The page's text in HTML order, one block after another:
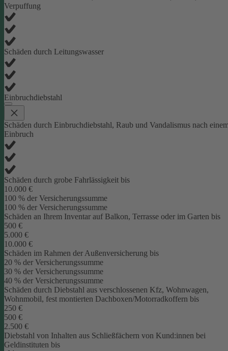
Verpuffung
Schäden durch Leitungswasser
Einbruchdiebstahl
Schäden durch Einbruchdiebstahl, Raub und Vandalismus nach
Einbruch
Schäden durch grobe Fahrlässigkeit bis
10.000 €
100 % der Versicherungssumme
100 % der Versicherungssumme
Schäden an Ihrem Inventar auf Balkon, Terrasse oder im Garten bis
500 €
5.000 €
10.000 €
Schäden im Rahmen der Außenversicherung bis
20 % der Versicherungssumme
30 % der Versicherungssumme
40 % der Versicherungssumme
Schäden durch Diebstahl aus verschlossenen Kfz, Wohnwagen,
Wohnmobil, fest montierten Dachboxen/Motorradkoffern bis
250 €
500 €
2.500 €
Diebstahl von Inhalten aus Schließfächern von Kund:innen bei
Geldinstituten bis